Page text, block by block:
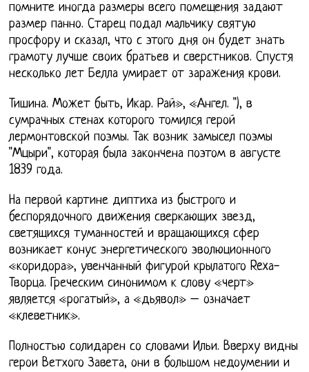
помните иногда размеры всего помещения задают
размер панно. Старец подал мальчику святую
просфору и сказал, что с этого дня он будет знать
грамоту лучше своих братьев и сверстников. Спустя
несколько лет Белла умирает от заражения крови.
Тишина. Может быть, Икар. Рай», «Ангел. "), в
сумрачных стенах которого томился герой
лермонтовской поэмы. Так возник замысел поэмы
"Мцыри", которая была закончена поэтом в августе
1839 года.
На первой картине диптиха из быстрого и
беспорядочного движения сверкающих звезд,
светящихся туманностей и вращающихся сфер
возникает конус энергетического эволюционного
«коридора», увенчанный фигурой крылатого Rexа-
Творца. Греческим синонимом к слову «черт»
является «рогатый», а «дьявол» – означает
«клеветник».
Полностью солидарен со словами Ильи. Вверху видны
герои Ветхого Завета, они в большом недоумении и